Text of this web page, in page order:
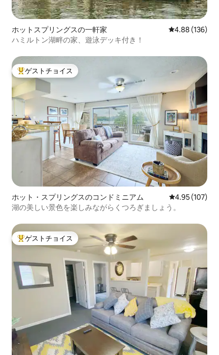
ホットスプリングスの一軒家 レビュー136
4.88 (136)
ハミルトン湖畔の家、遊泳デッキ付き！
大好評のゲストチョイスです。
ゲストチョイス
ホット・スプリングスのコンドミニアム レビュー107
4.95 (107)
湖の美しい景色を楽しみながらくつろぎましょう。
大好評のゲストチョイスです。
ゲストチョイス